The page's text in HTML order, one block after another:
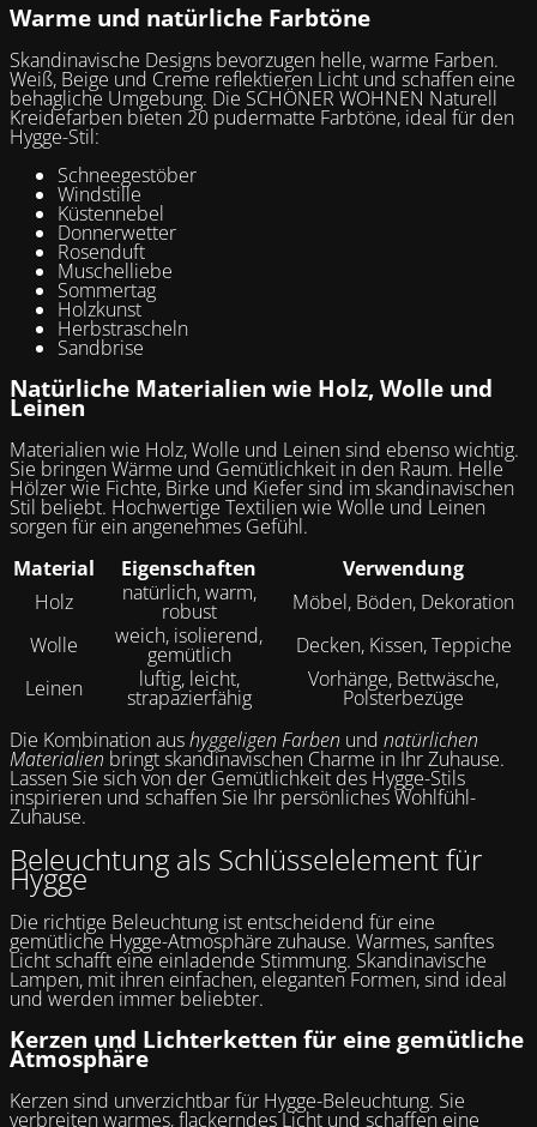
Warme und natürliche Farbtöne
Skandinavische Designs bevorzugen helle, warme Farben.
Weiß, Beige und Creme reflektieren Licht und schaffen eine
behagliche Umgebung. Die SCHÖNER WOHNEN Naturell
Kreidefarben bieten 20 pudermatte Farbtöne, ideal für den
Hygge-Stil:
Schneegestöber
Windstille
Küstennebel
Donnerwetter
Rosenduft
Muschelliebe
Sommertag
Holzkunst
Herbstrascheln
Sandbrise
Natürliche Materialien wie Holz, Wolle und
Leinen
Materialien wie Holz, Wolle und Leinen sind ebenso wichtig.
Sie bringen Wärme und Gemütlichkeit in den Raum. Helle
Hölzer wie Fichte, Birke und Kiefer sind im skandinavischen
Stil beliebt. Hochwertige Textilien wie Wolle und Leinen
sorgen für ein angenehmes Gefühl.
Material
Eigenschaften
Verwendung
Holz
natürlich, warm,
robust
Möbel, Böden, Dekoration
Wolle
weich, isolierend,
gemütlich
Decken, Kissen, Teppiche
Leinen
luftig, leicht,
strapazierfähig
Vorhänge, Bettwäsche,
Polsterbezüge
Die Kombination aushyggeligen Farben und natürlichen
Materialien bringt skandinavischen Charme in Ihr Zuhause.
Lassen Sie sich von der Gemütlichkeit des Hygge-Stils
inspirieren und schaffen Sie Ihr persönliches Wohlfühl-
Zuhause.
Beleuchtung als Schlüsselelement für
Hygge
Die richtige Beleuchtung ist entscheidend für eine
gemütliche Hygge-Atmosphäre zuhause. Warmes, sanftes
Licht schafft eine einladende Stimmung. Skandinavische
Lampen, mit ihren einfachen, eleganten Formen, sind ideal
und werden immer beliebter.
Kerzen und Lichterketten für eine gemütliche
Atmosphäre
Kerzen sind unverzichtbar für Hygge-Beleuchtung. Sie
verbreiten warmes, flackerndes Licht und schaffen eine